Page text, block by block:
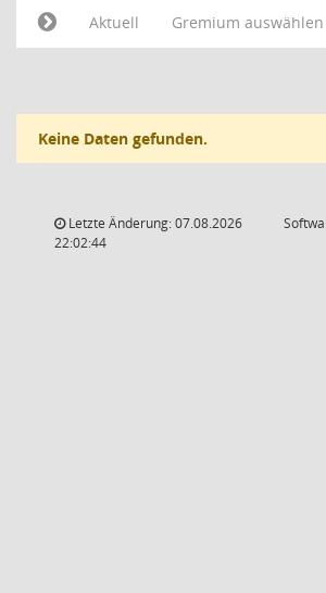
Aktuell
Gremium auswählen
Keine Daten gefunden.
Letzte Änderung: 07.08.2026
22:02:44